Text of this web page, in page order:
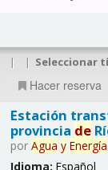
| | Seleccionar
Hacer reserva
Estación
provincia de
por Agua y Energía
Idioma: Español